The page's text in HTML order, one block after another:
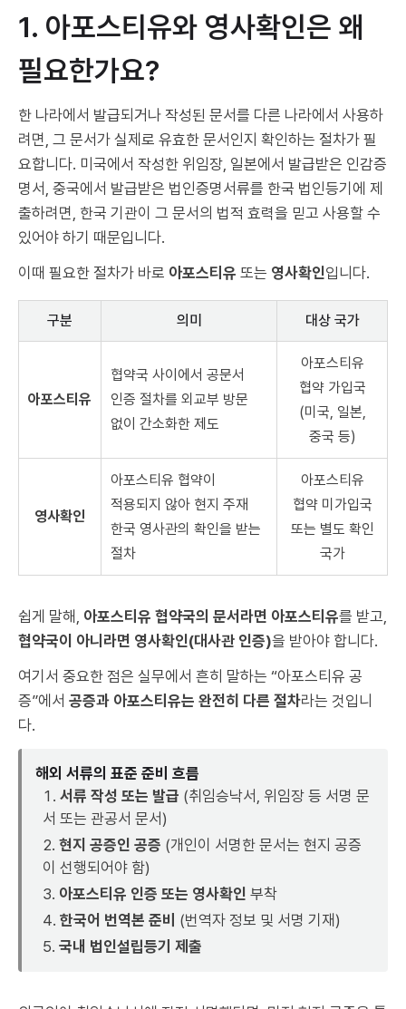
1. 아포스티유와 영사확인은 왜
필요한가요?
한 나라에서 발급되거나 작성된 문서를 다른 나라에서 사용하
려면, 그 문서가 실제로 유효한 문서인지 확인하는 절차가 필
요합니다. 미국에서 작성한 위임장, 일본에서 발급받은 인감증
명서, 중국에서 발급받은 법인증명서류를 한국 법인등기에 제
출하려면, 한국 기관이 그 문서의 법적 효력을 믿고 사용할 수
있어야 하기 때문입니다.
이때 필요한 절차가 바로 아포스티유 또는 영사확인입니다.
구분 의미 대상 국가
아포스티유
협약국 사이에서 공문서
인증 절차를 외교부 방문
없이 간소화한 제도
아포스티유
협약 가입국
(미국, 일본,
중국 등)
영사확인
아포스티유 협약이
적용되지 않아 현지 주재
한국 영사관의 확인을 받는
절차
아포스티유
협약 미가입국
또는 별도 확인
국가
쉽게 말해, 아포스티유 협약국의 문서라면 아포스티유를 받고,
협약국이 아니라면 영사확인(대사관 인증)을 받아야 합니다.
여기서 중요한 점은 실무에서 흔히 말하는 “아포스티유 공
증”에서 공증과 아포스티유는 완전히 다른 절차라는 것입니
다.
해외 서류의 표준 준비 흐름
서류 작성 또는 발급 (취임승낙서, 위임장 등 서명 문
서 또는 관공서 문서)
현지 공증인 공증 (개인이 서명한 문서는 현지 공증
이 선행되어야 함)
아포스티유 인증 또는 영사확인 부착
한국어 번역본 준비 (번역자 정보 및 서명 기재)
국내 법인설립등기 제출